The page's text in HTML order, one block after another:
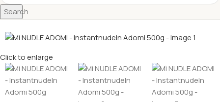
Search
Click to enlarge